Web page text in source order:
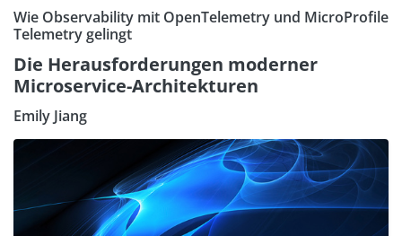
Wie Observability mit OpenTelemetry und MicroProfile
Telemetry gelingt
Die Herausforderungen moderner
Microservice-Architekturen
Emily Jiang